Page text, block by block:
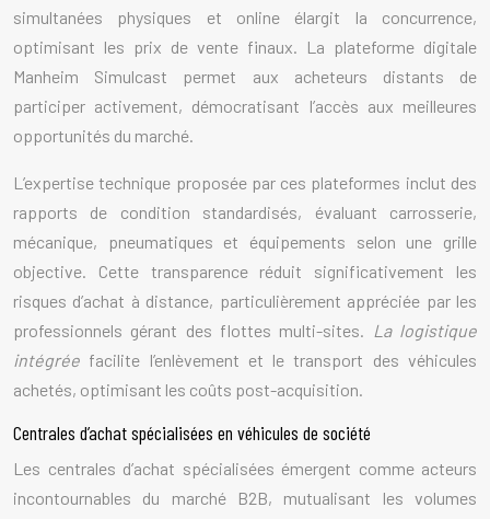
simultanées physiques et online élargit la concurrence,
optimisant les prix de vente finaux. La plateforme digitale
Manheim Simulcast permet aux acheteurs distants de
participer activement, démocratisant l’accès aux meilleures
opportunités du marché.
L’expertise technique proposée par ces plateformes inclut des
rapports de condition standardisés, évaluant carrosserie,
mécanique, pneumatiques et équipements selon une grille
objective. Cette transparence réduit significativement les
risques d’achat à distance, particulièrement appréciée par les
professionnels gérant des flottes multi-sites.
La logistique
intégrée facilite l’enlèvement et le transport des véhicules
achetés, optimisant les coûts post-acquisition.
Centrales d’achat spécialisées en véhicules de société
Les centrales d’achat spécialisées émergent comme acteurs
incontournables du marché B2B, mutualisant les volumes